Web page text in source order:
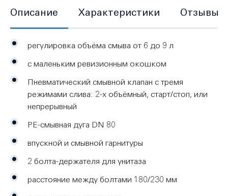
Описание
регулировка объёма смыва от 6 до 9 л
с маленьким ревизионным окошком
Пневматический смывной клапан с тремя
режимами слива: 2-х объёмный, старт/стоп, или
непрерывный
PE-смывная дуга DN 80
впускной и смывной гарнитуры
2 болта-держателя для унитаза
расстояние между болтами 180/230 мм
Характеристики Отзывы